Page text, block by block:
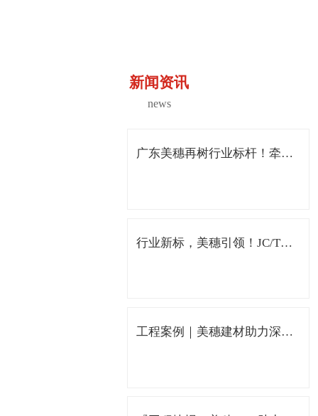
新闻资讯
news
广东美穗再树行业标杆！牵头
行业新标，美穗引领！JC/T
工程案例｜美穗建材助力深圳